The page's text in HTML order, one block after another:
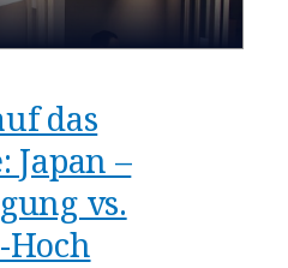
das
Japan –
vs.
Hoch